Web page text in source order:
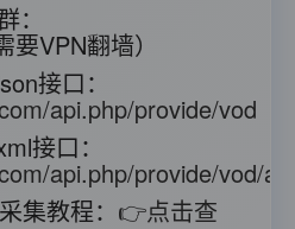
：
要VPN翻墙）
接口：
api.php/provide/vod
接口：
api.php/provide/vod/
集教程： 👉点击查